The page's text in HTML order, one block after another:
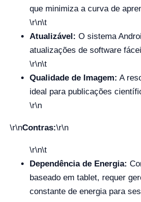
que minimiza a curva de
\r\n\t
Atualizável: O sistema
atualizações de software
\r\n\t
Qualidade de Imagem: A
ideal para publicações
\r\n
\r\nContras:\r\n
\r\n\t
Dependência de Energia:
baseado em tablet, requer
constante de energia para